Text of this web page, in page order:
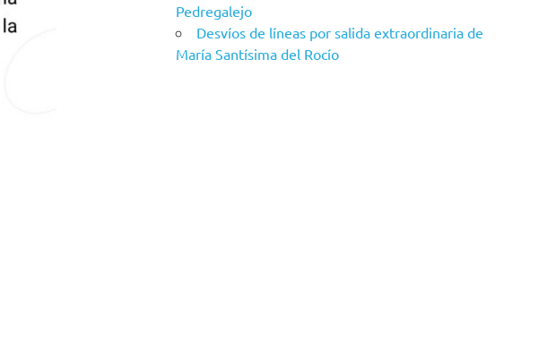
Pedregalejo
Desvíos de líneas por salida extraordinaria de
María Santísima del Rocío